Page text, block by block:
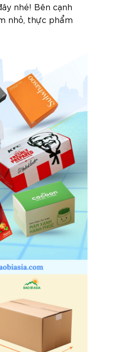
nhé! Bên cạnh
nhỏ, thực phẩm